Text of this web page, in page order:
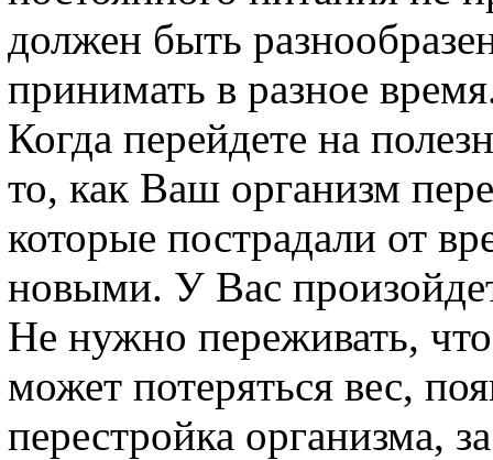
должен быть
принимать в разное
Когда перейдете на
то, как Ваш организм
которые пострадали от
новыми. У Вас
Не нужно переживать,
может потеряться вес,
перестройка организма,